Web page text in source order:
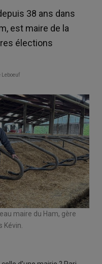
38 ans dans
est maire de la
élections
Leboeuf
maire du Ham, gère